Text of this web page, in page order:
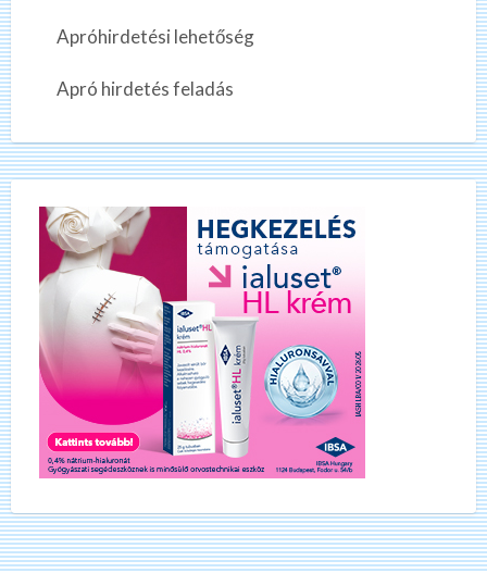
Apróhirdetési lehetőség
Apró hirdetés feladás